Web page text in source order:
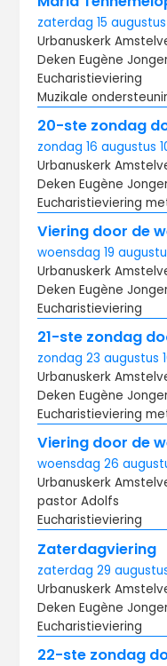
zaterdag 15
Urbanuskerk
Deken Eugène
Eucharistieviering
Muzikale
20-ste zondag
zondag 16 augustus
Urbanuskerk
Deken Eugène
Eucharistieviering
Viering door de
woensdag 19
Urbanuskerk
Deken Eugène
Eucharistieviering
21-ste zondag
zondag 23 augustus
Urbanuskerk
Deken Eugène
Eucharistieviering
Viering door de
woensdag 26
Urbanuskerk
pastor Adolfs
Eucharistieviering
Zaterdagviering
zaterdag 29
Urbanuskerk
Deken Eugène
Eucharistieviering
22-ste zondag